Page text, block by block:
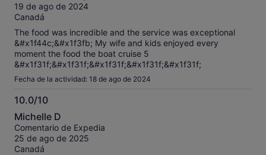
the supervisor really did try to make it right, offered mimosas
(but we dont drink), brought us a fruit bowl, we were offered
to join the next guided tour as well, but by that point another
2 hours on a boat didnt seem like a good idea. I am.sure
most of the people who were served brunch quickly and hot
had a good experience, however we did not.
10
19 de ago de 2024
Canadá
The food was incredible and the service was exceptional
&#x1f44c;&#x1f3fb; My wife and kids enjoyed every
moment the food the boat cruise 5
&#x1f31f;&#x1f31f;&#x1f31f;&#x1f31f;&#x1f31f;
Fecha de la actividad: 18 de ago de 2024
10.0/10
10.0
sobre
10
Michelle D
Comentario de Expedia
25 de ago de 2025
Canadá